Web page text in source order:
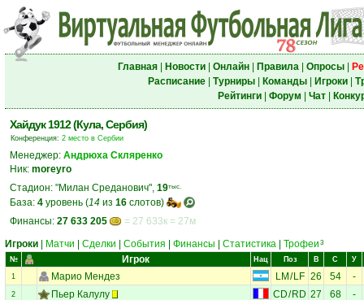
Главная| Новости| Онлайн| Правила| Опросы|
Расписание| Турниры| Команды| Игроки|
Рейтинги| Форум Чат|
Хайдук 1912 (Кула, Сербия)
Конференция: 2 место в Сербии
Менеджер: Андрюха Скляренко
Ник: moreyro
Стадион: "Милан Среданович", 19тыс.
База: 4 уровень (14 из 16 слотов)
Финансы: 27 633 205
= 27 633к = 27м
Игроки
Матчи Сделки События Финансы Статистика Трофеи 3
№ Игрок Нац Поз В С У
1 Марио Мендез LM /LF 26 54 -
2 Пьер Калулу CD/ RD 27 68 -